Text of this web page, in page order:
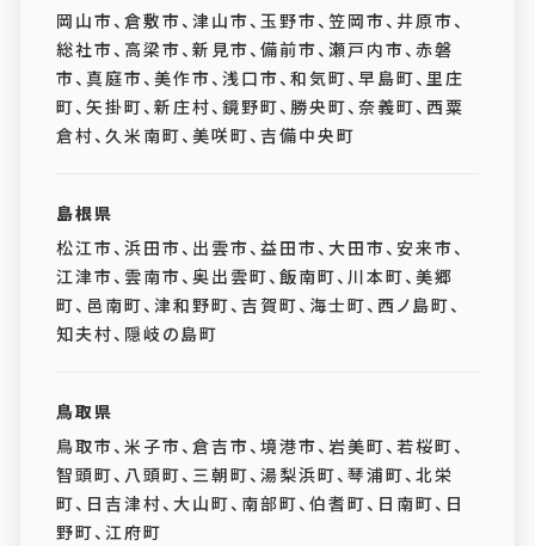
岡山市、倉敷市、津山市、玉野市、笠岡市、井原市、
総社市、高梁市、新見市、備前市、瀬戸内市、赤磐
市、真庭市、美作市、浅口市、和気町、早島町、里庄
町、矢掛町、新庄村、鏡野町、勝央町、奈義町、西粟
倉村、久米南町、美咲町、吉備中央町
島根県
松江市、浜田市、出雲市、益田市、大田市、安来市、
江津市、雲南市、奥出雲町、飯南町、川本町、美郷
町、邑南町、津和野町、吉賀町、海士町、西ノ島町、
知夫村、隠岐の島町
鳥取県
鳥取市、米子市、倉吉市、境港市、岩美町、若桜町、
智頭町、八頭町、三朝町、湯梨浜町、琴浦町、北栄
町、日吉津村、大山町、南部町、伯耆町、日南町、日
野町、江府町